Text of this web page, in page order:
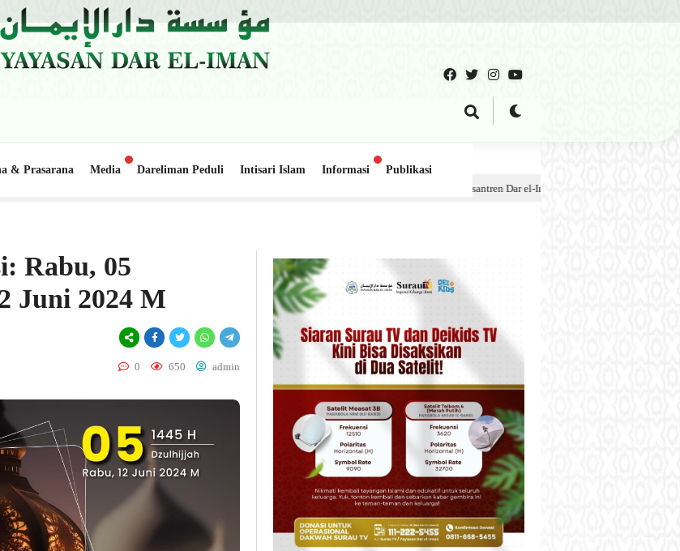
& Prasarana Media Dareliman Peduli Intisari Islam Informasi
Publikasi
Update Donasi: Pembangunan Gedung Belajar 2, Pondok Pesantren Dar el-Iman – 30 Juli 2026
Rabu, 05
Juni 2024 M
0 650 admin